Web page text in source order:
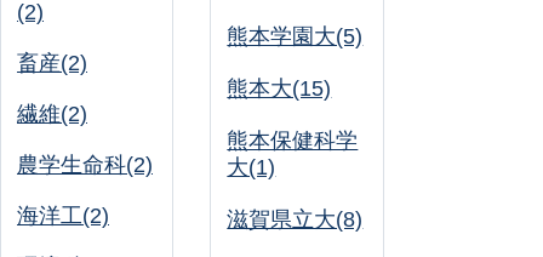
(2)
畜産(2)
繊維(2)
農学生命科(2)
海洋工(2)
熊本学園大(5)
熊本大(15)
熊本保健科学
大(1)
滋賀県立大(8)